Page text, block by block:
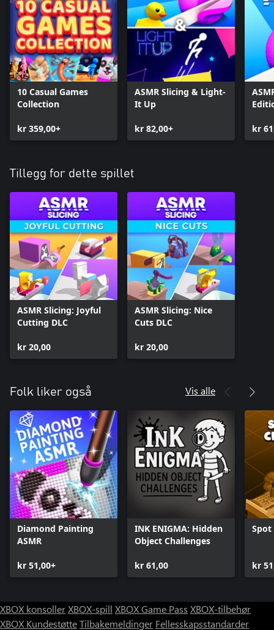
10 Casual Games
Collection
kr 359,00+
ASMR Slicing & Light-
It Up
kr 82,00+ kr
Tillegg for dette spillet
ASMR Slicing: Joyful
Cutting DLC
kr 20,00
ASMR Slicing: Nice
Cuts DLC
kr 20,00
Folk liker også Vis alle
Diamond Painting
ASMR
kr 51,00+
INK ENIGMA: Hidden
Object Challenges
kr 61,00
Spot
kr
XBOX konsollerXBOX-spill XBOX Game Pass XBOX-tilbehør
XBOX KundestøtteTilbakemeldinger Fellesskapsstandarder